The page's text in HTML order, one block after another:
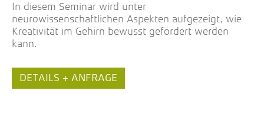
In diesem Seminar wird unter
neurowissenschaftlichen Aspekten aufgezeigt, wie
Kreativität im Gehirn bewusst gefördert werden
kann.
DETAILS + ANFRAGE